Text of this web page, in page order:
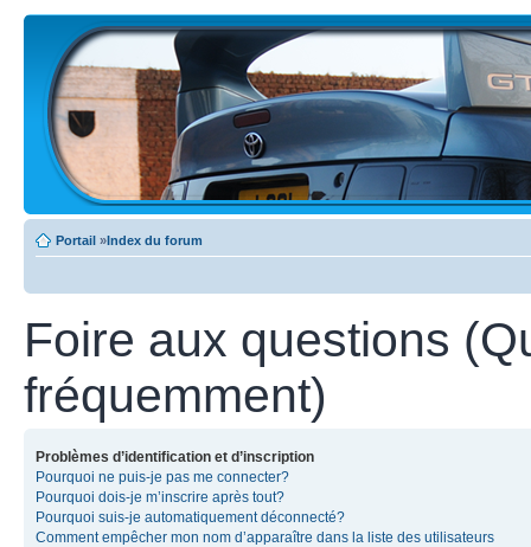
Portail »Index du forum
Foire aux questions
fréquemment)
Problèmes d’identification et d’inscription
Pourquoi ne puis-je pas me connecter?
Pourquoi dois-je m’inscrire après tout?
Pourquoi suis-je automatiquement déconnecté?
Comment empêcher mon nom d’apparaître dans la liste des utilisateurs